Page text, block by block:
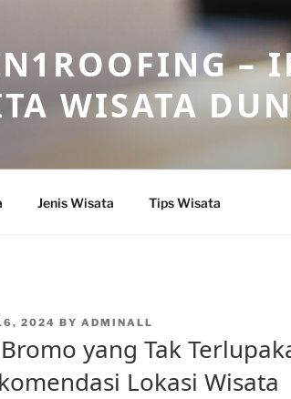
–
WISATA
Jenis Wisata Tips Wisata
2024 BY ADMINALL
yang Tak
Lokasi Wisata